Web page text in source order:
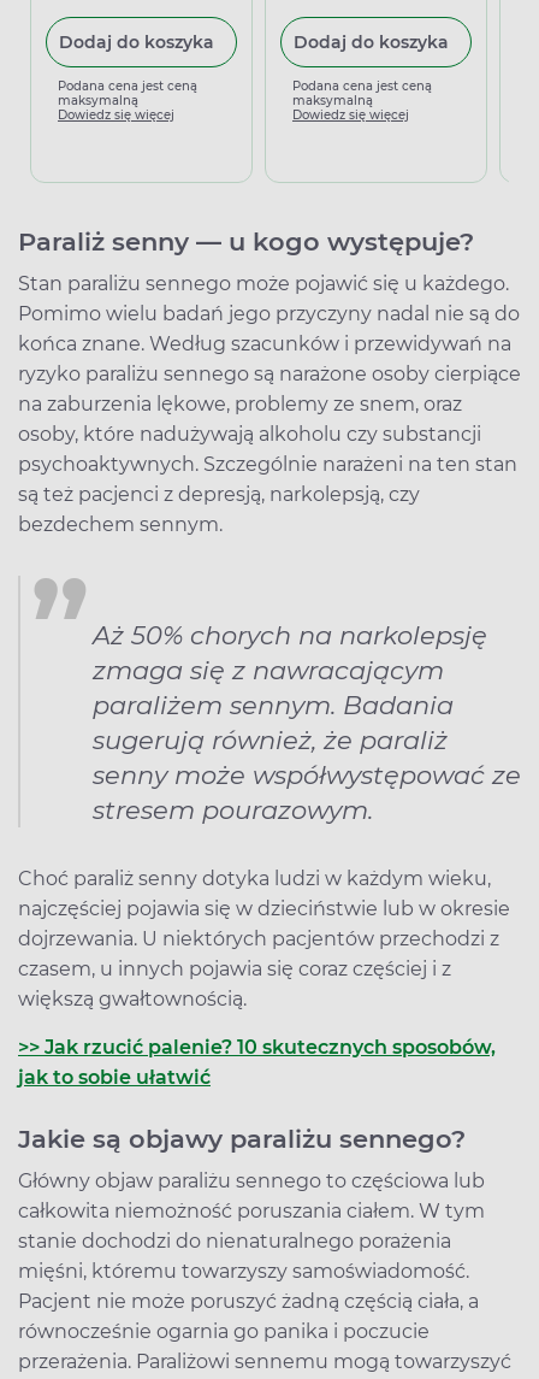
Dodaj do koszyka
Podana cena jest ceną
maksymalną
Dowiedz się więcej
Dodaj do koszyka
Podana cena jest ceną
maksymalną
Dowiedz się więcej
Paraliż senny — u kogo występuje?
Stan paraliżu sennego może pojawić się u każdego.
Pomimo wielu badań jego przyczyny nadal nie są do
końca znane. Według szacunków i przewidywań na
ryzyko paraliżu sennego są narażone osoby cierpiące
na zaburzenia lękowe, problemy ze snem, oraz
osoby, które nadużywają alkoholu czy substancji
psychoaktywnych. Szczególnie narażeni na ten stan
są też pacjenci z depresją, narkolepsją, czy
bezdechem sennym.
Aż 50% chorych na narkolepsję
zmaga się z nawracającym
paraliżem sennym. Badania
sugerują również, że paraliż
senny może współwystępować ze
stresem pourazowym.
Choć paraliż senny dotyka ludzi w każdym wieku,
najczęściej pojawia się w dzieciństwie lub w okresie
dojrzewania. U niektórych pacjentów przechodzi z
czasem, u innych pojawia się coraz częściej i z
większą gwałtownością.
>> Jak rzucić palenie? 10 skutecznych sposobów,
jak to sobie ułatwić
Jakie są objawy paraliżu sennego?
Główny objaw paraliżu sennego to częściowa lub
całkowita niemożność poruszania ciałem. W tym
stanie dochodzi do nienaturalnego porażenia
mięśni, któremu towarzyszy samoświadomość.
Pacjent nie może poruszyć żadną częścią ciała, a
równocześnie ogarnia go panika i poczucie
przerażenia. Paraliżowi sennemu mogą towarzyszyć